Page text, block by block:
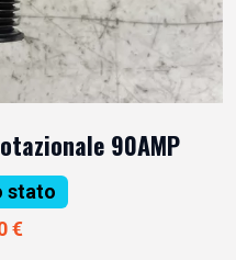
90AMP
stato
€